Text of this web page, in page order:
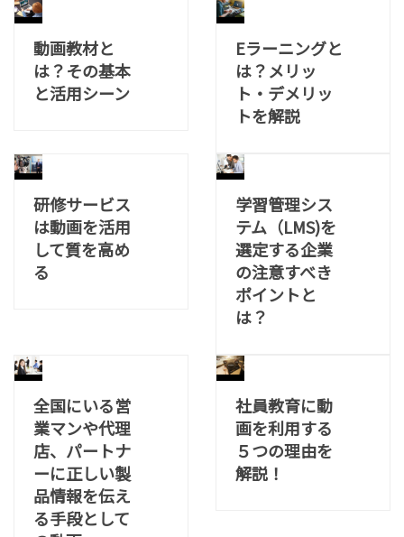
動画教材と
は？その基本
と活用シーン
Eラーニングと
は？メリッ
ト・デメリッ
トを解説
研修サービス
は動画を活用
して質を高め
る
学習管理シス
テム（LMS)を
選定する企業
の注意すべき
ポイントと
は？
全国にいる営
業マンや代理
店、パートナ
ーに正しい製
品情報を伝え
る手段として
社員教育に動
画を利用する
５つの理由を
解説！